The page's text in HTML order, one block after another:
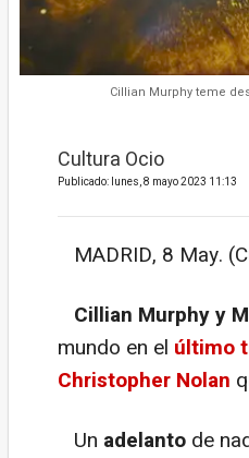
Cillian Murphy teme
Cultura Ocio
Publicado: lunes, 8 mayo 2023 11:13
MADRID, 8 May.
Cillian Murphy y
mundo en el último
Christopher Nolan
Un adelanto de